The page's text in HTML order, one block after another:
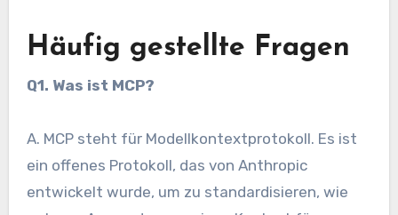
Häufig gestellte Fragen
Q1. Was ist MCP?
A. MCP steht für Modellkontextprotokoll. Es ist
ein offenes Protokoll, das von Anthropic
entwickelt wurde, um zu standardisieren, wie